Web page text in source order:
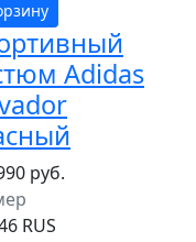
Adidas
руб.
RUS